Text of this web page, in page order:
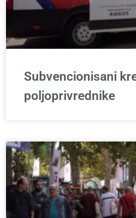
Subvencionisani
poljoprivrednike